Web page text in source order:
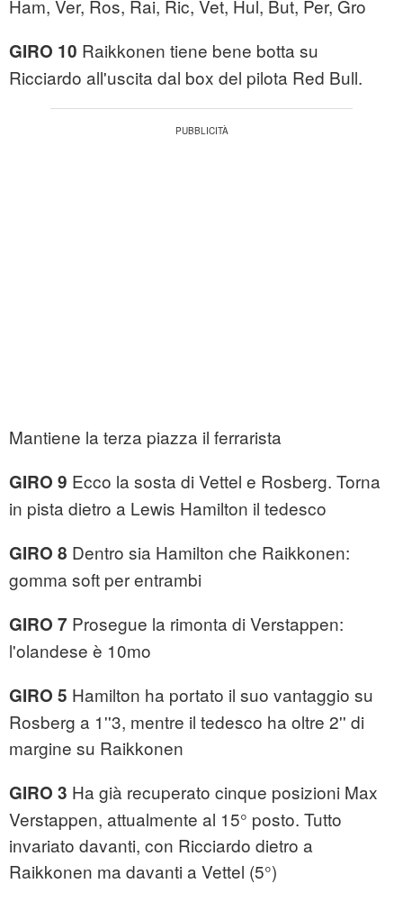
Ham, Ver, Ros, Rai, Ric, Vet, Hul, But, Per, Gro
GIRO 10 Raikkonen tiene bene botta su
Ricciardo all'uscita dal box del pilota Red Bull.
Mantiene la terza piazza il ferrarista
GIRO 9 Ecco la sosta di Vettel e Rosberg. Torna
in pista dietro a Lewis Hamilton il tedesco
GIRO 8 Dentro sia Hamilton che Raikkonen:
gomma soft per entrambi
GIRO 7 Prosegue la rimonta di Verstappen:
l'olandese è 10mo
GIRO 5 Hamilton ha portato il suo vantaggio su
Rosberg a 1''3, mentre il tedesco ha oltre 2'' di
margine su Raikkonen
GIRO 3 Ha già recuperato cinque posizioni Max
Verstappen, attualmente al 15° posto. Tutto
invariato davanti, con Ricciardo dietro a
Raikkonen ma davanti a Vettel (5°)